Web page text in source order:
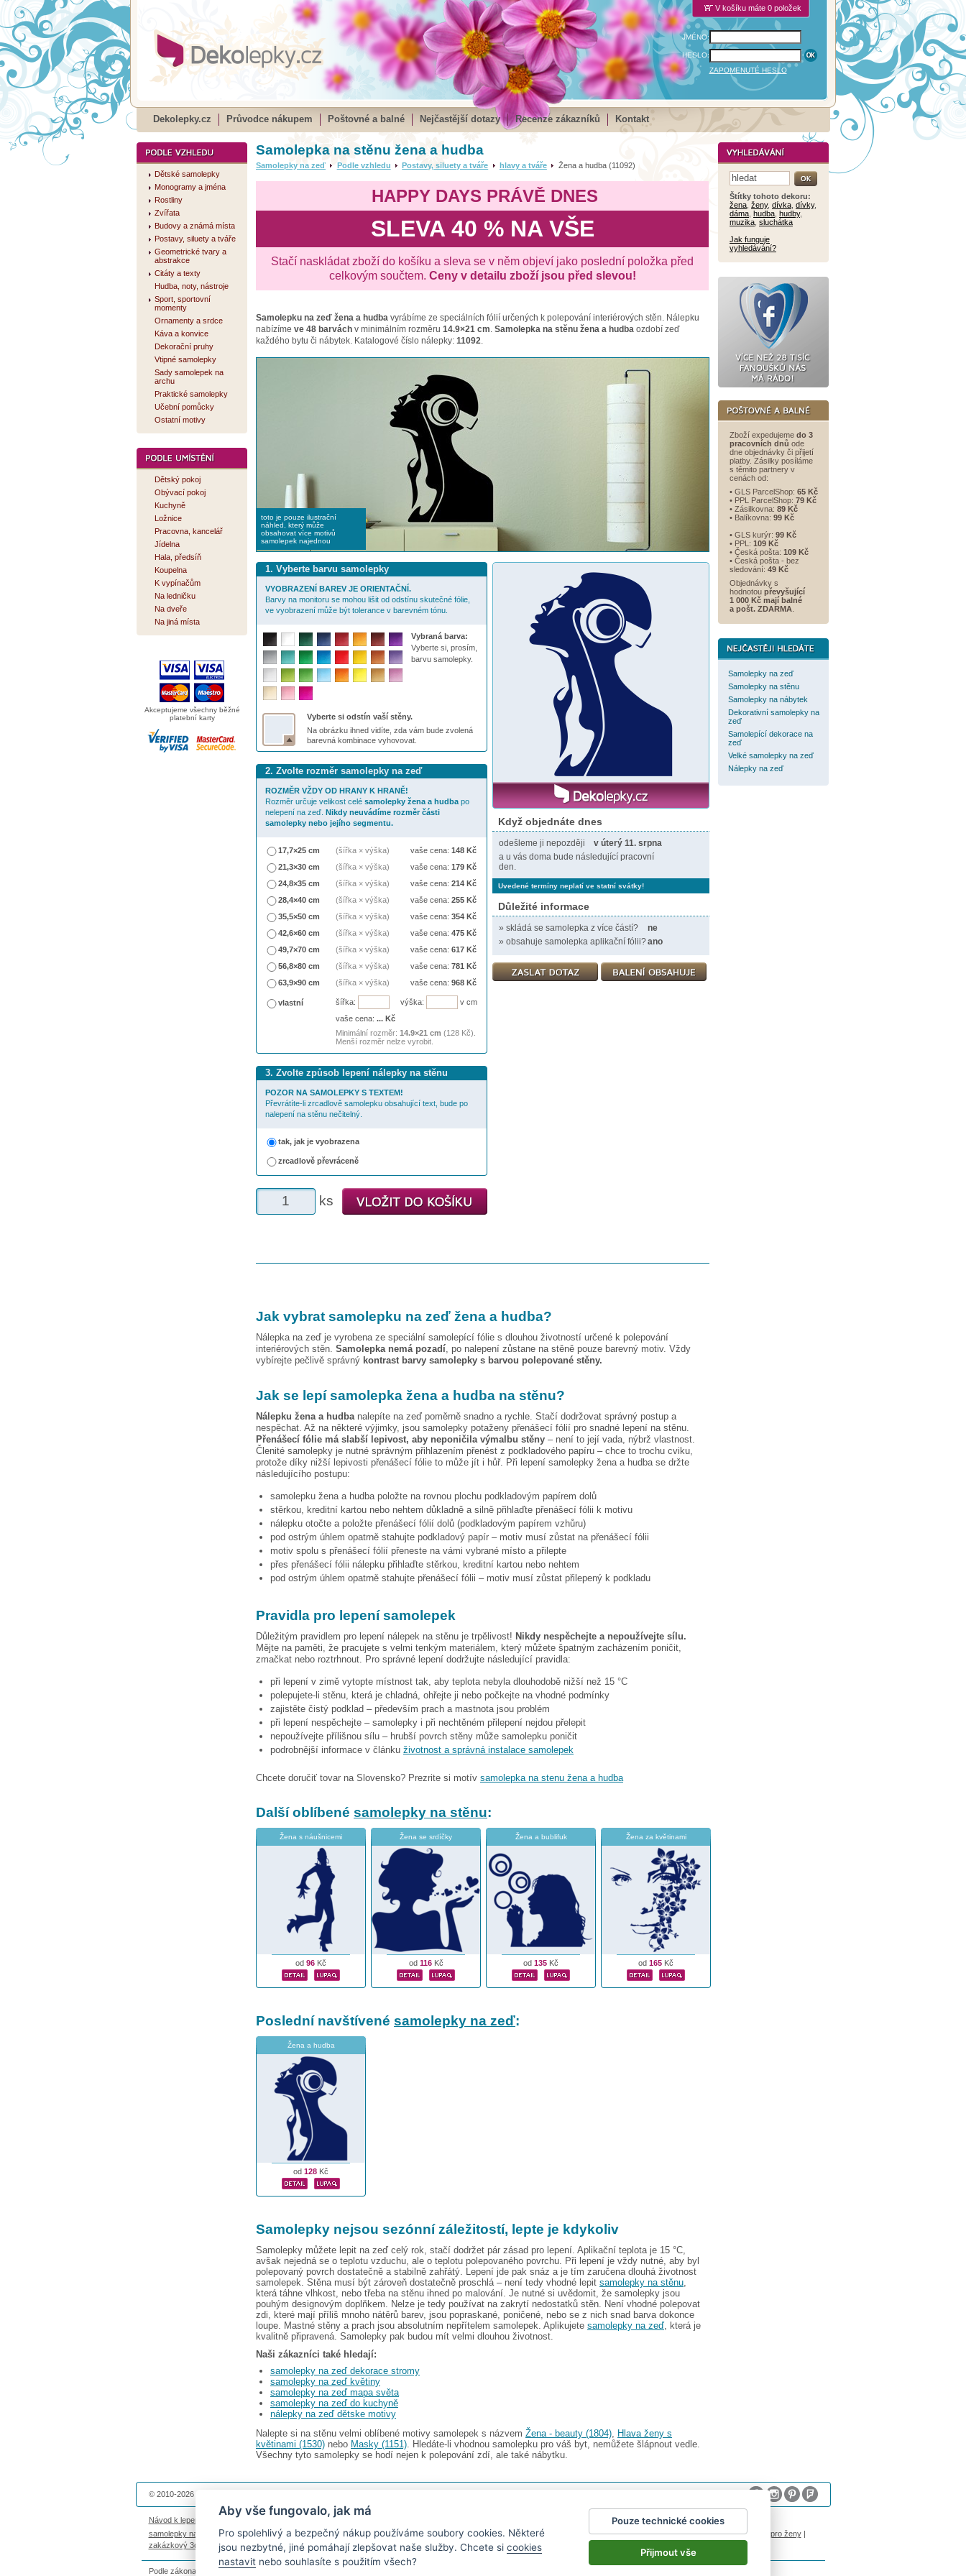
V košíku máte 0 položek
JMÉNO:
HESLO:
ZAPOMENUTÉ HESLO
Dekolepky.cz Průvodce nákupem Poštovné a balné Nejčastější dotazy Recenze zákazníků Kontakt
Dětské samolepky
Monogramy a jména
Rostliny
Zvířata
Budovy a známá místa
Postavy, siluety a tváře
Geometrické tvary a
abstrakce
Citáty a texty
Hudba, noty, nástroje
Sport, sportovní
momenty
Ornamenty a srdce
Káva a konvice
Dekorační pruhy
Vtipné samolepky
Sady samolepek na
archu
Praktické samolepky
Učební pomůcky
Ostatní motivy
Dětský pokoj
Obývací pokoj
Kuchyně
Ložnice
Pracovna, kancelář
Jídelna
Hala, předsíň
Koupelna
K vypínačům
Na ledničku
Na dveře
Na jiná místa
Akceptujeme všechny běžné
platební karty
Samolepka na stěnu žena a hudba
Samolepky na zeď Podle vzhledu Postavy, siluety a tváře hlavy a tváře Žena a hudba (11092)
HAPPY DAYS PRÁVĚ DNES
SLEVA 40 % NA VŠE
Stačí naskládat zboží do košíku a sleva se v něm objeví jako poslední položka před
celkovým součtem. Ceny v detailu zboží jsou před slevou!
Samolepku na zeď žena a hudba vyrábíme ze speciálních fólií určených k polepování interiérových stěn. Nálepku
nabízíme ve 48 barvách v minimálním rozměru 14.9×21 cm. Samolepka na stěnu žena a hudba ozdobí zeď
každého bytu či nábytek. Katalogové číslo nálepky: 11092.
toto je pouze ilustrační
náhled, který může
obsahovat více motivů
samolepek najednou
Když objednáte dnes
odešleme ji nepozději
v úterý 11. srpna
a u vás doma bude následující pracovní
den.
Uvedené termíny neplatí ve statní svátky!
Důležité informace
» skládá se samolepka z více částí?
ne
» obsahuje samolepka aplikační fólii?ano
1. Vyberte barvu samolepky
VYOBRAZENÍ BAREV JE ORIENTAČNÍ.
Barvy na monitoru se mohou lišit od odstínu skutečné fólie,
ve vyobrazení může být tolerance v barevném tónu.
Vybraná barva:
Vyberte si, prosím,
barvu samolepky.
Vyberte si odstín vaší stěny.
Na obrázku ihned vidíte, zda vám bude zvolená
barevná kombinace vyhovovat.
2. Zvolte rozměr samolepky na zeď
ROZMĚR VŽDY OD HRANY K HRANĚ!
Rozměr určuje velikost celé samolepky žena a hudba po
nelepení na zeď. Nikdy neuvádíme rozměr části
samolepky nebo jejího segmentu.
17,7×25 cm (šířka × výška) vaše cena: 148 Kč
21,3×30 cm
(šířka × výška) vaše cena: 179 Kč
24,8×35 cm
(šířka × výška) vaše cena: 214 Kč
28,4×40 cm
(šířka × výška) vaše cena: 255 Kč
35,5×50 cm
(šířka × výška) vaše cena: 354 Kč
42,6×60 cm
(šířka × výška) vaše cena: 475 Kč
49,7×70 cm
(šířka × výška) vaše cena: 617 Kč
56,8×80 cm
(šířka × výška) vaše cena: 781
Kč
63,9×90 cm
(šířka × výška) vaše cena: 968 Kč
vlastní šířka: výška:
v cm
vaše cena: ... Kč
Minimální rozměr: 14.9×21 cm (128 Kč).
Menší rozměr nelze vyrobit.
3. Zvolte způsob lepení nálepky na stěnu
POZOR NA SAMOLEPKY S TEXTEM!
Převrátíte-li zrcadlově samolepku obsahující text, bude po
nalepení na stěnu nečitelný.
tak, jak je vyobrazena
zrcadlově převráceně
ks
Jak vybrat samolepku na zeď žena a hudba?
Nálepka na zeď je vyrobena ze speciální samolepící fólie s dlouhou životností určené k polepování
interiérových stěn. Samolepka nemá pozadí, po nalepení zůstane na stěně pouze barevný motiv. Vždy
vybírejte pečlivě správný kontrast barvy samolepky s barvou polepované stěny.
Jak se lepí samolepka žena a hudba na stěnu?
Nálepku žena a hudbanalepíte na zeď poměrně snadno a rychle. Stačí dodržovat správný postup a
nespěchat. Až na některé výjimky, jsou samolepky potaženy přenášecí fólií pro snadné lepení na stěnu.
Přenášecí fólie má slabší lepivost, aby neponičila výmalbu stěny – není to její vada, nýbrž vlastnost.
Členité samolepky je nutné správným přihlazením přenést z podkladového papíru – chce to trochu cviku,
protože díky nižší lepivosti přenášecí fólie to může jít i hůř. Při lepení samolepky žena a hudbase držte
následujícího postupu:
samolepku žena a hudbapoložte na rovnou plochu podkladovým papírem dolů
stěrkou, kreditní kartou nebo nehtem důkladně a silně přihlaďte přenášecí fólii k motivu
nálepku otočte a položte přenášecí fólií dolů (podkladovým papírem vzhůru)
pod ostrým úhlem opatrně stahujte podkladový papír – motiv musí zůstat na přenášecí fólii
motiv spolu s přenášecí fólií přeneste na vámi vybrané místo a přilepte
přes přenášecí fólii nálepku přihlaďte stěrkou, kreditní kartou nebo nehtem
pod ostrým úhlem opatrně stahujte přenášecí fólii – motiv musí zůstat přilepený k podkladu
Pravidla pro lepení samolepek
Důležitým pravidlem pro lepení nálepek na stěnu je trpělivost! Nikdy nespěchejte a nepoužívejte sílu.
Mějte na paměti, že pracujete s velmi tenkým materiálem, který můžete špatným zacházením poničit,
zmačkat nebo roztrhnout. Pro správné lepení dodržujte následující pravidla:
při lepení v zimě vytopte místnost tak, aby teplota nebyla dlouhodobě nižší než 15 °C
polepujete-li stěnu, která je chladná, ohřejte ji nebo počkejte na vhodné podmínky
zajistěte čistý podklad – především prach a mastnota jsou problém
při lepení nespěchejte – samolepky i při nechtěném přilepení nejdou přelepit
nepoužívejte přílišnou sílu – hrubší povrch stěny může samolepku poničit
podrobnější informace v článku životnost a správná instalace samolepek
Chcete doručiť tovar na Slovensko? Prezrite si motív samolepka na stenu žena a hudba
Další oblíbené samolepky na stěnu:
Žena s náušnicemi
od 96 Kč
Žena se srdíčky
od 116Kč
Žena a bublifuk
od 135 Kč
Žena za květinami
od 165 Kč
Poslední navštívené samolepky na zeď:
Žena a hudba
od 128 Kč
Samolepky nejsou sezónní záležitostí, lepte je kdykoliv
Samolepky můžete lepit na zeď celý rok, stačí dodržet pár zásad pro lepení. Aplikační teplota je 15 °C,
avšak nejedná se o teplotu vzduchu, ale o teplotu polepovaného povrchu. Při lepení je vždy nutné, aby byl
polepovaný povrch dostatečně a stabilně zahřátý. Lepení jde pak snáz a je tím zaručena dlouhá životnost
samolepek. Stěna musí být zároveň dostatečně proschlá – není tedy vhodné lepit samolepky na stěnu,
která táhne vlhkost, nebo třeba na stěnu ihned po malování. Je nutné si uvědomit, že samolepky jsou
pouhým designovým doplňkem. Nelze je tedy používat na zakrytí nedostatků stěn. Není vhodné polepovat
zdi, které mají příliš mnoho nátěrů barev, jsou popraskané, poničené, nebo se z nich snad barva dokonce
loupe. Mastné stěny a prach jsou absolutním nepřítelem samolepek. Aplikujete samolepky na zeď, která je
kvalitně připravená. Samolepky pak budou mít velmi dlouhou životnost.
Naši zákazníci také hledají:
samolepky na zeď dekorace stromy
samolepky na zeď květiny
samolepky na zeď mapa světa
samolepky na zeď do kuchyně
nálepky na zeď dětske motivy
Nalepte si na stěnu velmi oblíbené motivy samolepek s názvem Žena - beauty (1804), Hlava ženy s
květinami (1530) nebo Masky (1151). Hledáte-li vhodnou samolepku pro váš byt, nemůžete šlápnout vedle.
Všechny tyto samolepky se hodí nejen k polepování zdí, ale také nábytku.
Štítky tohoto dekoru:
žena ženy, dívka dívky,
dáma hudba hudby,
muzika sluchátka
Jak funguje
vyhledávání?
Zboží expedujeme do 3
pracovních dnů ode
dne objednávky či přijetí
platby. Zásilky posíláme
s těmito partnery v
cenách od:
• GLS ParcelShop: 65 Kč
• PPL ParcelShop: 79 Kč
• Zásilkovna: 89 Kč
• Balíkovna: 99 Kč
• GLS kurýr: 99 Kč
• PPL: 109 Kč
• Česká pošta: 109 Kč
• Česká pošta - bez
sledování: 49 Kč
Objednávky s
hodnotou převyšující
1 000 Kč mají balné
a pošt. ZDARMA
Samolepky na zeď
Samolepky na stěnu
Samolepky na nábytek
Dekorativní samolepky na
zeď
Samolepící dekorace na
zeď
Velké samolepky na zeď
Nálepky na zeď
© 2010-2026 Dekolepky.cz provozuje
Návod k lepení Životnost samolepek na zeď Magazín |Impressum
samolepky na auto
|fotomagnetky na lednici|fotokalendáře|kühlschrank fotomagnete|foto magnesy na lodówkę samolepky dieťa v aute|logoprinty|nálepky na stenu| dárky pro ženy|
zakázkový 3d tisk
hodinový manžel česká lípa|živicové nálepky
Podle zákona o evidenci tržeb je prodávající povinen vystavit kupujícímu účtenku.
Aby vše fungovalo, jak má
Pro spolehlivý a bezpečný nákup používáme soubory cookies. Některé
jsou nezbytné, jiné pomáhají zlepšovat naše služby. Chcete si cookies
nastavit nebo souhlasíte s použitím všech?
Pouze technické cookies
Přijmout vše